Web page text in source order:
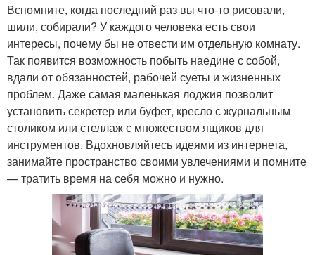
Вспомните, когда последний раз вы что-то рисовали,
шили, собирали? У каждого человека есть свои
интересы, почему бы не отвести им отдельную комнату.
Так появится возможность побыть наедине с собой,
вдали от обязанностей, рабочей суеты и жизненных
проблем. Даже самая маленькая лоджия позволит
установить секретер или буфет, кресло с журнальным
столиком или стеллаж с множеством ящиков для
инструментов. Вдохновляйтесь идеями из интернета,
занимайте пространство своими увлечениями и помните
— тратить время на себя можно и нужно.